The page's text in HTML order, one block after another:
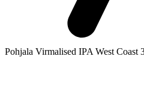
Pohjala Virmalised IPA West Coast